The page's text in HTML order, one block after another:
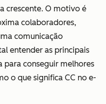
crescente. O motivo é
colaboradores,
comunicação
entender as principais
conseguir melhores
o que significa CC no e-